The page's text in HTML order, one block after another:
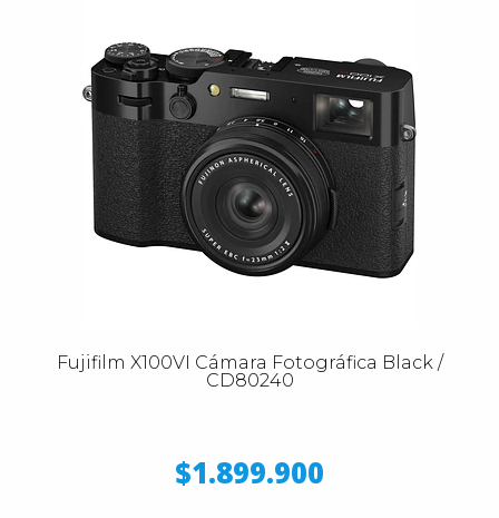
Fujifilm X100VI Cámara Fotográfica Black /
CD80240
$1.899.900